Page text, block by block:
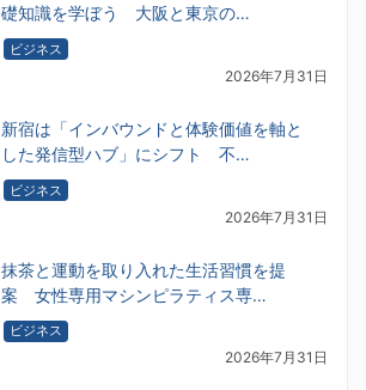
礎知識を学ぼう 大阪と東京の…
ビジネス
2026年7月31日
新宿は「インバウンドと体験価値を軸と
した発信型ハブ」にシフト 不…
ビジネス
2026年7月31日
抹茶と運動を取り入れた生活習慣を提
案 女性専用マシンピラティス専…
ビジネス
2026年7月31日